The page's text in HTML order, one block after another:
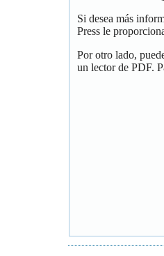
Si desea más
Press le
Por otro lado,
un lector de PDF.